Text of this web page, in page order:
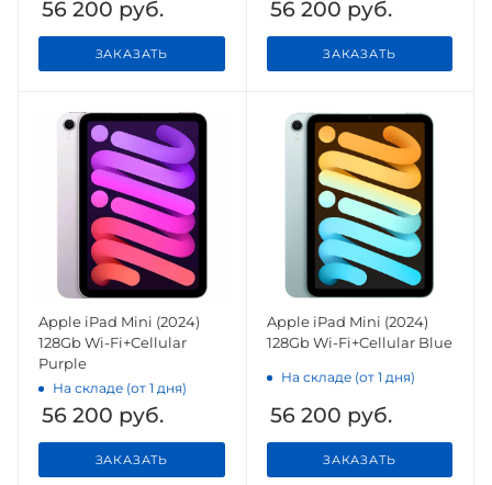
56 200 руб.
ЗАКАЗАТЬ
56 200 руб.
ЗАКАЗАТЬ
Apple iPad Mini (2024)
128Gb Wi-Fi+Cellular
Purple
На складе (от 1 дня)
56 200 руб.
ЗАКАЗАТЬ
Apple iPad Mini (2024)
128Gb Wi-Fi+Cellular Blue
На складе (от 1 дня)
56 200 руб.
ЗАКАЗАТЬ